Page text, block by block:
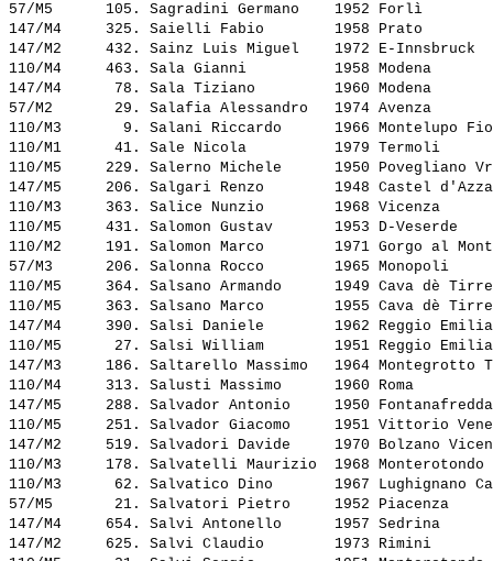
57/M5      105. Sagradini Germano
1952 Forlì
147/M4     325. Saielli Fabio
1958 Prato
147/M2     432. Sainz Luis Miguel
1972 E-
110/M4     463. Sala Gianni
1958 Modena
147/M4      78. Sala Tiziano
1960 Modena
57/M2       29. Salafia Alessandro
1974 Avenza
110/M3       9. Salani Riccardo
1966
110/M1      41. Sale Nicola
1979 Termoli
110/M5     229. Salerno Michele
1950 Povegliano
147/M5     206. Salgari Renzo
1948 Castel
110/M3     363. Salice Nunzio
1968 Vicenza
110/M5     431. Salomon Gustav
1953 D-Veserde
110/M2     191. Salomon Marco
1971 Gorgo al
57/M3      206. Salonna Rocco
1965 Monopoli
110/M5     364. Salsano Armando
1949 Cava dè
110/M5     363. Salsano Marco
1955 Cava dè
147/M4     390. Salsi Daniele
1962 Reggio
110/M5      27. Salsi William
1951 Reggio
147/M3     186. Saltarello Massimo
1964
110/M4     313. Salusti Massimo
1960 Roma
147/M5     288. Salvador Antonio
1950
110/M5     251. Salvador Giacomo
1951 Vittorio
147/M2     519. Salvadori Davide
1970 Bolzano
110/M3     178. Salvatelli Maurizio
1968
110/M3      62. Salvatico Dino
1967
57/M5       21. Salvatori Pietro
1952 Piacenza
147/M4     654. Salvi Antonello
1957 Sedrina
147/M2     625. Salvi Claudio
1973 Rimini